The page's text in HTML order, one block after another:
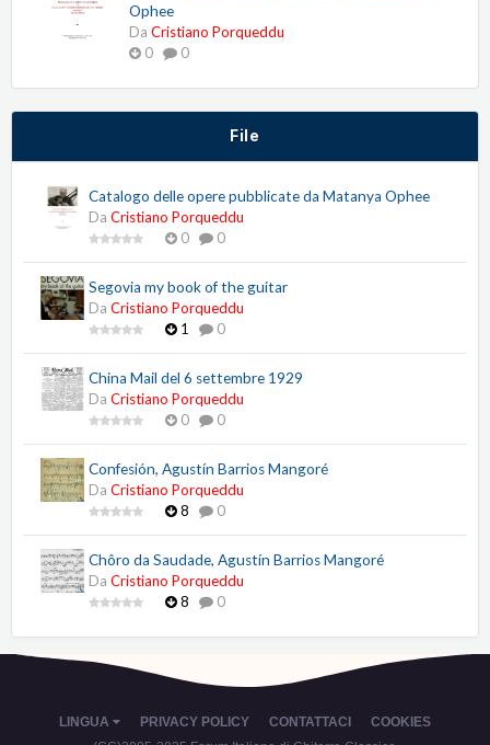
Ophee
Da Cristiano Porqueddu
0
0
File
Catalogo delle opere pubblicate da Matanya Ophee
Da Cristiano Porqueddu
0
0
Segovia my book of the guitar
Da Cristiano Porqueddu
1
0
China Mail del 6 settembre 1929
Da Cristiano Porqueddu
0
0
Confesión, Agustín Barrios Mangoré
Da Cristiano Porqueddu
8
0
Chôro da Saudade, Agustín Barrios Mangoré
Da Cristiano Porqueddu
8
0
LINGUA PRIVACY POLICY CONTATTACI
COOKIES